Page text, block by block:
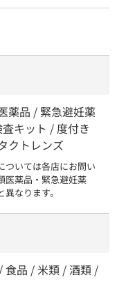
薬品 / 緊急避妊薬
キット / 度付き
クトレンズ
いては各店にお問い
医薬品・緊急避妊薬
なります。
食品 / 米類 / 酒類 /